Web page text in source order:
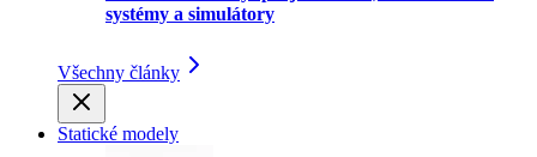
systémy a simulátory
Všechny články
Statické modely